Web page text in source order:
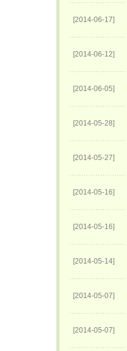
[2014-06-17]
[2014-06-12]
[2014-06-05]
[2014-05-28]
[2014-05-27]
[2014-05-16]
[2014-05-16]
[2014-05-14]
[2014-05-07]
[2014-05-07]